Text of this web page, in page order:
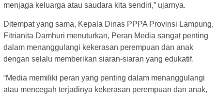
menjaga keluarga atau saudara kita sendiri,” ujarnya.
Ditempat yang sama, Kepala Dinas PPPA Provinsi Lampung,
Fitrianita Damhuri menuturkan, Peran Media sangat penting
dalam menanggulangi kekerasan perempuan dan anak
dengan selalu memberikan siaran-siaran yang edukatif.
“Media memiliki peran yang penting dalam menanggulangi
atau mencegah terjadinya kekerasan perempuan dan anak,